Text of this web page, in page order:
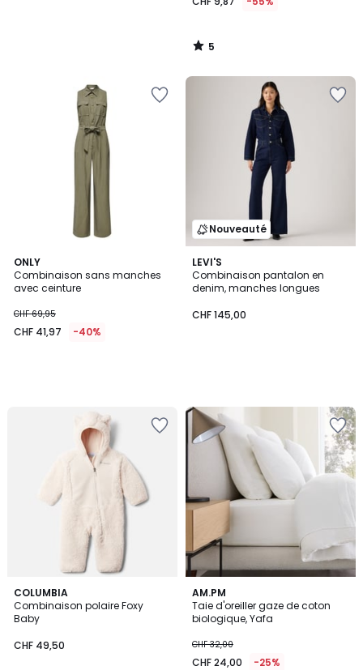
5
/
ONLY
Combinaison sans manches
avec ceinture
CHF 69,95
CHF 41,97 -40%
Nouveauté
LEVI'S
Combinaison pantalon en
denim, manches longues
CHF 145,00
COLUMBIA
Combinaison polaire Foxy
Baby
CHF 49,50
2
Couleurs
AM.PM
Taie d'oreiller gaze de coton
biologique, Yafa
CHF 32,00
CHF 24,00 -25%
4,1
/ 5
20
Couleurs